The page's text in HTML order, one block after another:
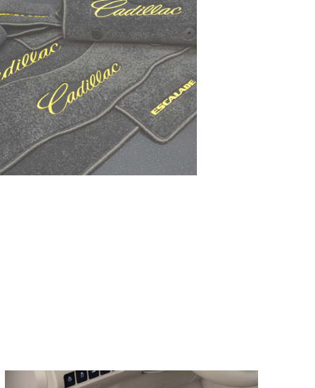
корпус 1.
На нашем сайте в целях
работоспособности
персональных данных,
браузером. Это,
и т.д. Если Вы
согласие на обработку